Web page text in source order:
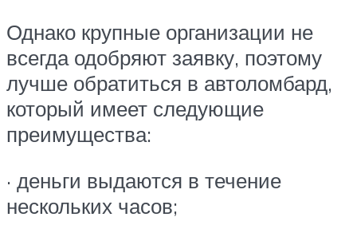
Однако крупные организации не
всегда одобряют заявку, поэтому
лучше обратиться в автоломбард,
который имеет следующие
преимущества:
· деньги выдаются в течение
нескольких часов;